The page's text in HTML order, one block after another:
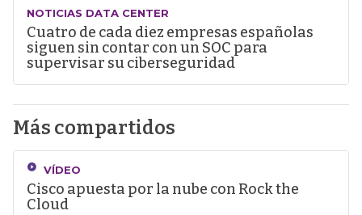
NOTICIAS DATA CENTER
Cuatro de cada diez empresas españolas
siguen sin contar con un SOC para
supervisar su ciberseguridad
Más compartidos
VÍDEO
Cisco apuesta por la nube con Rock the
Cloud